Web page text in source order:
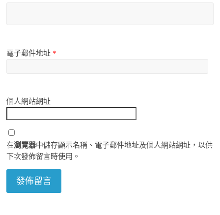
電子郵件地址 *
個人網站網址
在瀏覽器中儲存顯示名稱、電子郵件地址及個人網站網址，以供
下次發佈留言時使用。